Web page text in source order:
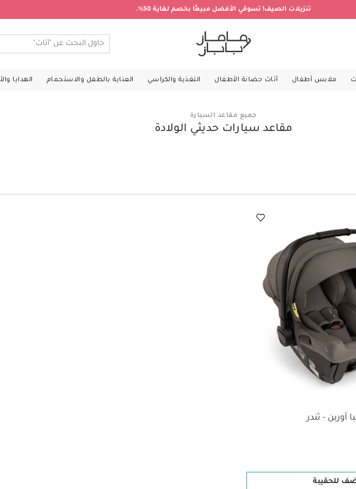
تنزيلات الصيف! تسوقي الأفضل مبيعًا بخصم لغاية 50%.
ملابس أطفال أثاث حضانة الأطفال التغذية والكراسي العناية بالطفل والاستحمام الهدايا
جميع مقاعد السيارة
مقاعد سيارات حديثي الولادة
أوربن - ثندر
للحقيبة